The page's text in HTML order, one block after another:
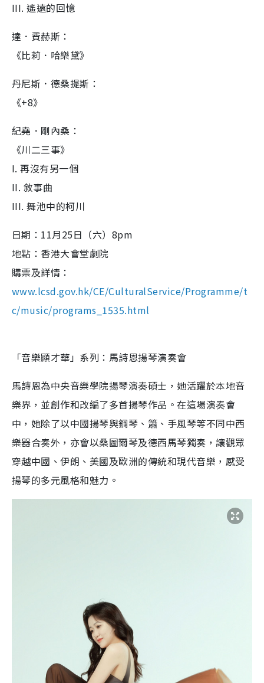
III. 遙遠的回憶
達．費赫斯：
《比莉．哈樂黛》
丹尼斯．德桑提斯：
《+8》
紀堯．剛內桑：
《川二三事》
I. 再沒有另一個
II. 敘事曲
III. 舞池中的柯川
日期：11月25日（六）8pm
地點：香港大會堂劇院
購票及詳情：
www.lcsd.gov.hk/CE/CulturalService/Programme/t
c/music/programs_1535.html
「音樂顯才華」系列：馬詩恩揚琴演奏會
馬詩恩為中央音樂學院揚琴演奏碩士，她活躍於本地音
樂界，並創作和改編了多首揚琴作品。在這場演奏會
中，她除了以中國揚琴與鋼琴、簫、手風琴等不同中西
樂器合奏外，亦會以桑圖爾琴及德西馬琴獨奏，讓觀眾
穿越中國、伊朗、美國及歐洲的傳統和現代音樂，感受
揚琴的多元風格和魅力。